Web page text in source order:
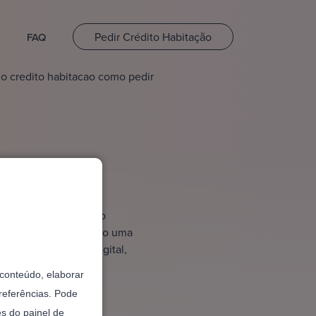
elaborar
Pode
do painel de
FAQ Pedir Crédito Habitação
credito habitacao como pedir
pedir
num contexto
públicos, sendo uma
simples e digital,